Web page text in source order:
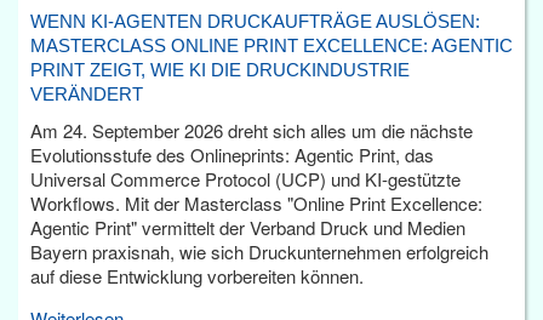
WENN KI-AGENTEN DRUCKAUFTRÄGE AUSLÖSEN:
MASTERCLASS ONLINE PRINT EXCELLENCE: AGENTIC
PRINT ZEIGT, WIE KI DIE DRUCKINDUSTRIE
VERÄNDERT
Am 24. September 2026 dreht sich alles um die nächste
Evolutionsstufe des Onlineprints: Agentic Print, das
Universal Commerce Protocol (UCP) und KI-gestützte
Workflows. Mit der Masterclass "Online Print Excellence:
Agentic Print" vermittelt der Verband Druck und Medien
Bayern praxisnah, wie sich Druckunternehmen erfolgreich
auf diese Entwicklung vorbereiten können.